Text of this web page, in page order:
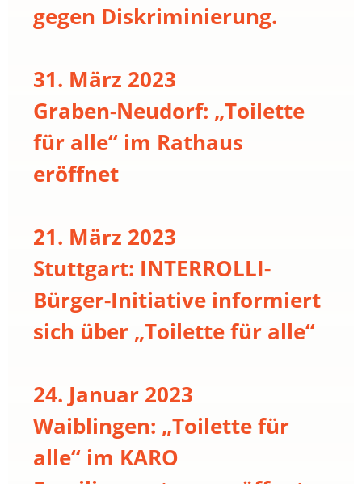
gegen Diskriminierung.
31. März 2023
Graben-Neudorf: „Toilette
für alle“ im Rathaus
eröffnet
21. März 2023
Stuttgart: INTERROLLI-
Bürger-Initiative informiert
sich über „Toilette für alle“
24. Januar 2023
Waiblingen: „Toilette für
alle“ im KARO